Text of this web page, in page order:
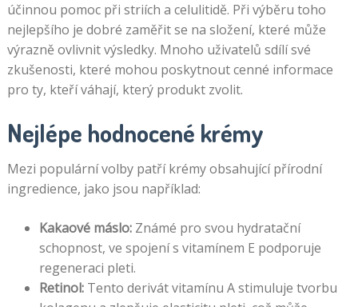
účinnou pomoc při striích a celulitidě. Při výběru toho
nejlepšího je dobré zaměřit se na složení, které může
výrazně ovlivnit výsledky. Mnoho uživatelů sdílí své
zkušenosti, které mohou poskytnout cenné informace
pro ty, kteří váhají, který produkt zvolit.
Nejlépe hodnocené krémy
Mezi populární volby patří krémy obsahující přírodní
ingredience, jako jsou například:
Kakaové máslo:Známé pro svou hydratační
schopnost, ve spojení s vitamínem E podporuje
regeneraci pleti.
Retinol:Tento derivát vitamínu A stimuluje tvorbu